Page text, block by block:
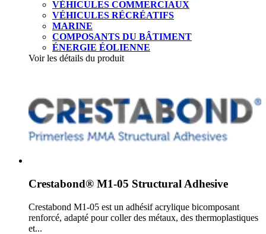
VÉHICULES COMMERCIAUX
VÉHICULES RÉCRÉATIFS
MARINE
COMPOSANTS DU BÂTIMENT
ÉNERGIE ÉOLIENNE
Voir les détails du produit
Crestabond® M1-05 Structural Adhesive
Crestabond M1-05 est un adhésif acrylique bicomposant
renforcé, adapté pour coller des métaux, des thermoplastiques
et...